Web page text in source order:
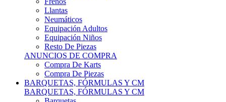
Llantas
Neumáticos
Equipación Adultos
Equipación Niños
Resto De Piezas
ANUNCIOS DE COMPRA
Compra De Karts
Compra De Piezas
BARQUETAS, FÓRMULAS Y CM
BARQUETAS, FÓRMULAS Y CM